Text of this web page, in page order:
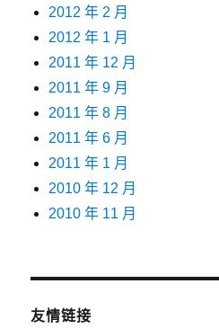
2012 年 2 月
2012 年 1 月
2011 年 12 月
2011 年 9 月
2011 年 8 月
2011 年 6 月
2011 年 1 月
2010 年 12 月
2010 年 11 月
友情链接